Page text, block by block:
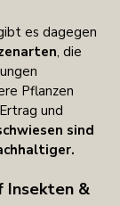
es dagegen
, die
Pflanzen
und
sind
Insekten &